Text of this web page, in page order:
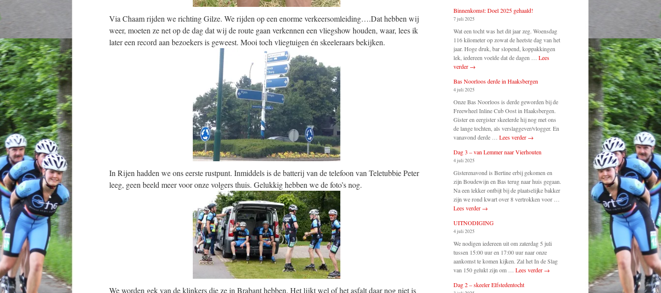
Via Chaam rijden we richting Gilze. We rijden op een enorme verkeersomleiding….Dat hebben wij
weer, moeten ze net op de dag dat wij de route gaan verkennen een vliegshow houden, waar, lees ik
later een record aan bezoekers is geweest. Mooi toch vliegtuigen én skeeleraars bekijken.
In Rijen hadden we ons eerste rustpunt. Inmiddels is de batterij van de telefoon van Teletubbie Peter
leeg, geen beeld meer voor onze volgers thuis. Gelukkig hebben we de foto’s nog.
We worden gek van de klinkers die ze in Brabant hebben. Het lijkt wel of het asfalt daar nog niet is
Binnenkomst: Doel 2025 gehaald!
7 juli 2025
Wat een tocht was het dit jaar zeg. Woensdag
116 kilometer op zowat de heetste dag van het
jaar. Hoge druk, bar slopend, koppakkingen
lek, iedereen voelde dat de dagen … Lees
verder →
Bas Noorloos derde in Haaksbergen
4 juli 2025
Onze Bas Noorloos is derde geworden bij de
Freewheel Inline Cub Oost in Haaksbergen.
Gister en eergister skeelerde hij nog met ons
de lange tochten, als verslaggever/vlogger. En
vanavond derde … Lees verder →
Dag 3 – van Lemmer naar Vierhouten
4 juli 2025
Gisterenavond is Bertine erbij gekomen en
zijn Boudewijn en Bas terug naar huis gegaan.
Na een lekker ontbijt bij de plaatselijke bakker
zijn we rond kwart over 8 vertrokken voor …
Lees verder →
UITNODIGING
4 juli 2025
We nodigen iedereen uit om zaterdag 5 juli
tussen 15:00 uur en 17:00 uur naar onze
aankomst te komen kijken. Zal het In de Slag
van 150 gelukt zijn om … Lees verder →
Dag 2 – skeeler Elfstedentocht